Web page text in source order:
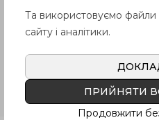
Покупцем.
нержавіючої
різьбовий отвір
Та використовуємо
сайту і аналітики.
ПРИЙНЯТИ
Продовжити